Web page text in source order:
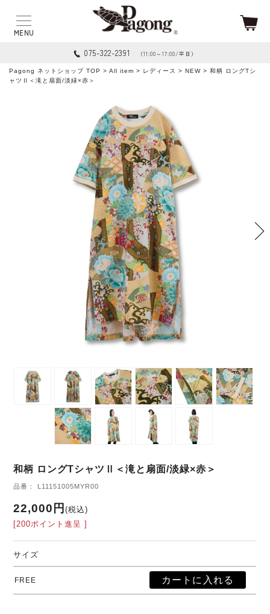
075-322-2391 （11:00～17:00/平日）
Pagong ネットショップ TOP > All item > レディース > NEW > 和柄 ロングTシ
ャツⅡ＜滝と扇面/淡緑×赤＞
和柄 ロングTシャツⅡ＜滝と扇面/淡緑×赤＞
品番： L11151005MYR00
22,000円(税込)
[200ポイント進呈 ]
サイズ
FREE